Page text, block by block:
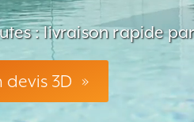
: livraison rapide
devis 3D »